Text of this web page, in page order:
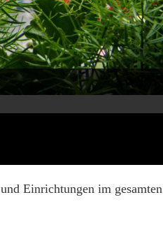
Einrichtungen im gesamten